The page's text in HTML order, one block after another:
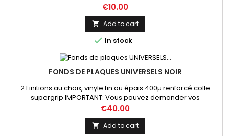
Price
€10.00
 Add to cart
 In stock
FONDS DE PLAQUES UNIVERSELS NOIR
2 Finitions au choix, vinyle fin ou épais 400µ renforcé colle
supergrip IMPORTANT: Vous pouvez demander vos
dimensions précises par mail lors de votre commande sur ce
produit
Price
€40.00
 Add to cart